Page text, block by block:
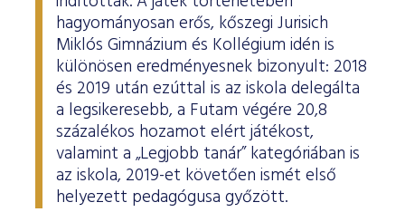
hagyományosan erős, kőszegi Jurisich
Miklós Gimnázium és Kollégium idén is
különösen eredményesnek bizonyult: 2018
és 2019 után ezúttal is az iskola delegálta
a legsikeresebb, a Futam végére 20,8
százalékos hozamot elért játékost,
valamint a „Legjobb tanár” kategóriában is
az iskola, 2019-et követően ismét első
helyezett pedagógusa győzött.